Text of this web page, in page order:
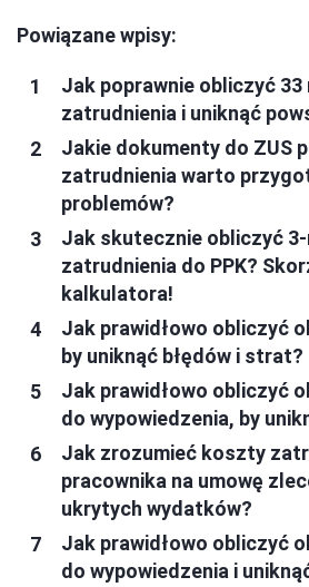
Powiązane wpisy:
Jak poprawnie obliczyć 33
zatrudnienia i uniknąć
Jakie dokumenty do ZUS
zatrudnienia warto
problemów?
Jak skutecznie obliczyć
zatrudnienia do PPK?
kalkulatora!
Jak prawidłowo obliczyć
by uniknąć błędów i strat?
Jak prawidłowo obliczyć
do wypowiedzenia, by
Jak zrozumieć koszty
pracownika na umowę
ukrytych wydatków?
Jak prawidłowo obliczyć
do wypowiedzenia i